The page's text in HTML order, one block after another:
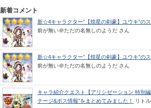
新着コメント
新☆4キャラクター”【煌星の剣豪】ユウキ”の
前が無い＠ただの名無しのようだ さん
新☆4キャラクター”【煌星の剣豪】ユウキ”の
前が無い＠ただの名無しのようだ さん
キャラ紹介クエスト【アリシゼーション 特別
テージ&ボス情報”をまとめてみました！
リト